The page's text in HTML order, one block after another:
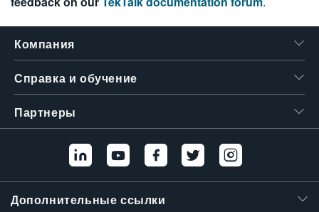
Компания
Справка и обучение
Партнеры
Дополнительные ссылки